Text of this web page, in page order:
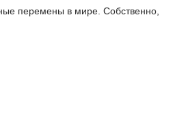
перемены в мире. Собственно,